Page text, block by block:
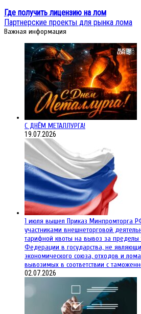
Где получить лицензию на лом
Партнерские проекты для рынка лома
Важная информация
С ДНЁМ МЕТАЛЛУРГА!
19.07.2026
1 июля вышел Приказ Минпромторга
участниками внешнеторговой
тарифной квоты на вывоз за пределы
Федерации в государства, не
экономического союза, отходов и
вывозимых в соответствии с
02.07.2026